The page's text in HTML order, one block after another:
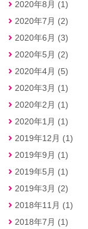
2020年8月 (1)
2020年7月 (2)
2020年6月 (3)
2020年5月 (2)
2020年4月 (5)
2020年3月 (1)
2020年2月 (1)
2020年1月 (1)
2019年12月 (1)
2019年9月 (1)
2019年5月 (1)
2019年3月 (2)
2018年11月 (1)
2018年7月 (1)